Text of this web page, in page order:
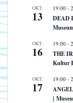
OKT.
13
19:00 -
DEAD
OKT.
16
19:00 -
THE
Kultur
OKT.
17
19:00 -
|